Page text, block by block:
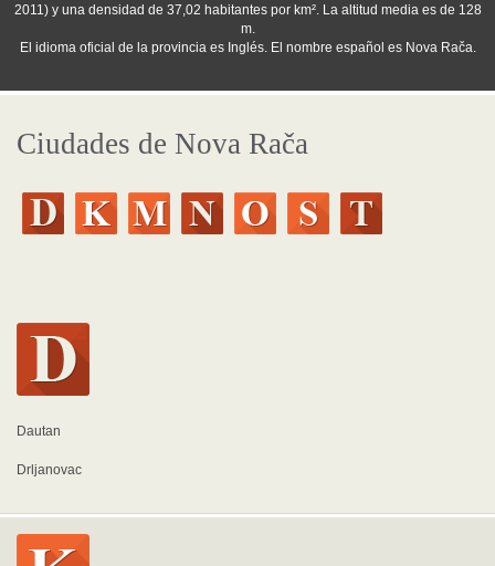
2011) y una densidad de 37,02 habitantes por km². La altitud media es de 128
m.
El idioma oficial de la provincia es Inglés. El nombre español es Nova Rača.
Ciudades de Nova Rača
Dautan
Drljanovac